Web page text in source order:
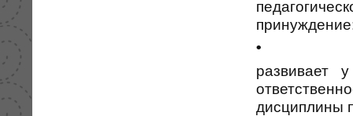
•
развивает
дисциплины